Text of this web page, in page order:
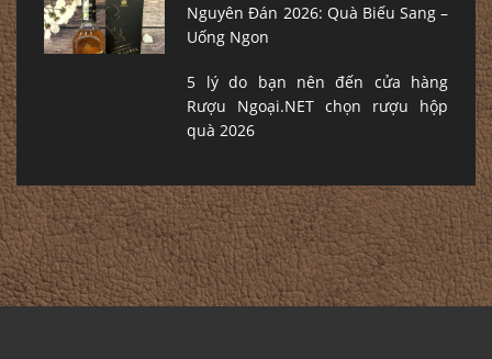
Nguyên Đán 2026: Quà Biếu Sang –
Uống Ngon
5 lý do bạn nên đến cửa hàng
Rượu Ngoại.NET chọn rượu hộp
quà 2026